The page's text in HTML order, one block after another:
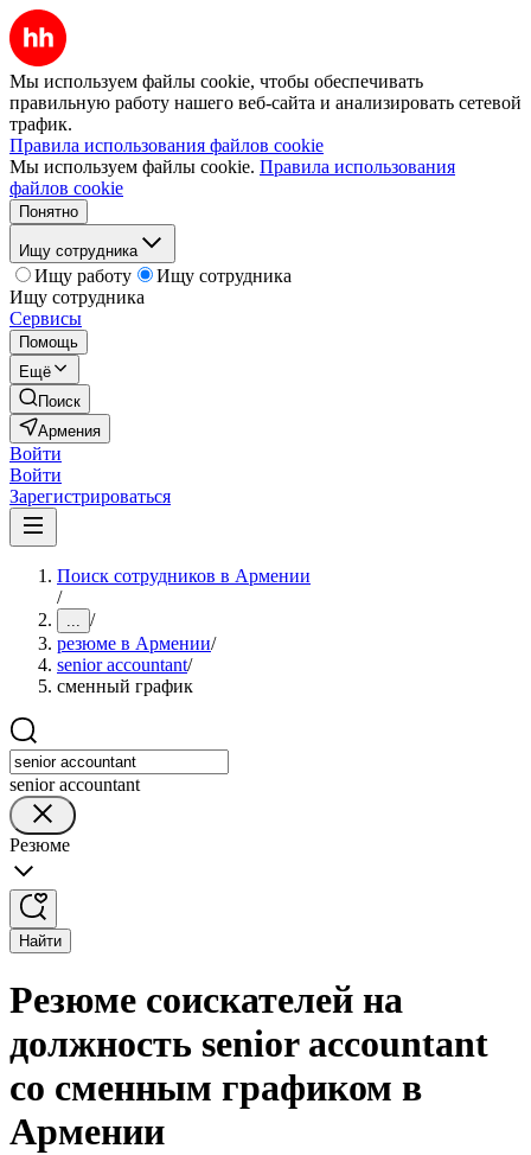
Мы используем файлы cookie, чтобы обеспечивать
правильную работу нашего веб-сайта и анализировать сетевой
трафик.
Правила использования файлов cookie
Мы используем файлы cookie. Правила использования
файлов cookie
Понятно
Ищу сотрудника
Ищу работу
Ищу сотрудника
Ищу сотрудника
Сервисы
Помощь
Ещё
Поиск
Армения
Войти
Войти
Зарегистрироваться
Поиск сотрудников в Армении
/
... /
резюме в Армении/
senior accountant/
сменный график
senior accountant
Резюме
Найти
Резюме соискателей на
должность senior accountant
со сменным графиком в
Армении